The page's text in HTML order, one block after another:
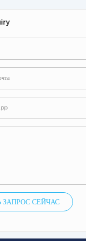
ЗАПРОС СЕЙЧАС